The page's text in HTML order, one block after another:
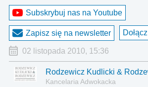
Subskrybuj nas na Youtube
Zapisz się na newsletter
02 listopada 2010, 15:36
Rodzewicz Kudlicki &
Kancelaria Adwokacka